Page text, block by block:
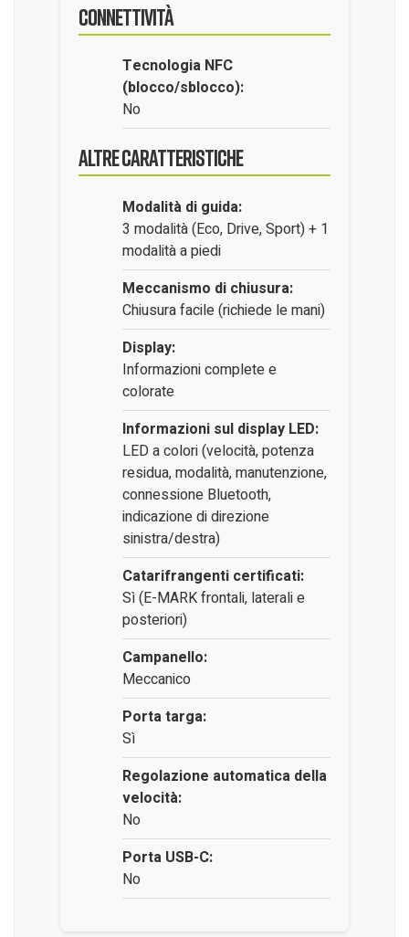
Connettività
Tecnologia NFC
(blocco/sblocco):
No
Altre Caratteristiche
Modalità di guida:
3 modalità (Eco, Drive, Sport) + 1
modalità a piedi
Meccanismo di chiusura:
Chiusura facile (richiede le mani)
Display:
Informazioni complete e
colorate
Informazioni sul display LED:
LED a colori (velocità, potenza
residua, modalità, manutenzione,
connessione Bluetooth,
indicazione di direzione
sinistra/destra)
Catarifrangenti certificati:
Sì (E-MARK frontali, laterali e
posteriori)
Campanello:
Meccanico
Porta targa:
Sì
Regolazione automatica della
velocità:
No
Porta USB-C:
No